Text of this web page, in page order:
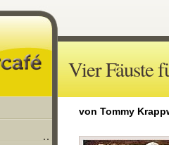
Vier Fäuste
von Tommy